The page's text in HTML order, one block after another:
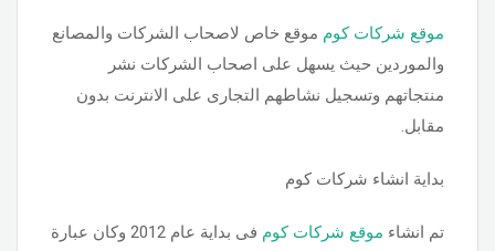
موقع شركات كوم موقع خاص لاصحاب الشركات والمصانع
والموردين حيث يسهل على اصحاب الشركات نشر
منتجاتهم وتسجيل نشاطهم التجارى على الانترنت بدون
مقابل.
بداية انشاء شركات كوم
تم انشاء موقع شركات كوم
فى بداية عام 2012 وكان عبارة